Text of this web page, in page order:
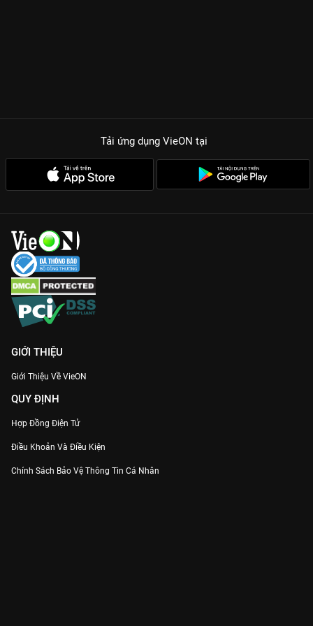
Tải ứng dụng VieON tại
GIỚI THIỆU
Giới Thiệu Về VieON
QUY ĐỊNH
Hợp Đồng Điện Tử
Điều Khoản Và Điều Kiện
Chính Sách Bảo Vệ Thông Tin Cá Nhân